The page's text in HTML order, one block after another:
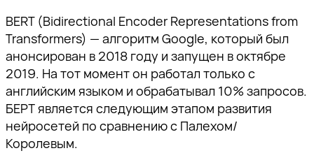
BERT (Bidirectional Encoder Representations from
Transformers) — алгоритм Google, который был
анонсирован в 2018 году и запущен в октябре
2019. На тот момент он работал только с
английским языком и обрабатывал 10% запросов.
БЕРТ является следующим этапом развития
нейросетей по сравнению с Палехом/
Королевым.